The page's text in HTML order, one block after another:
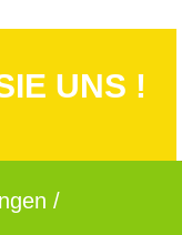
UNS !
/